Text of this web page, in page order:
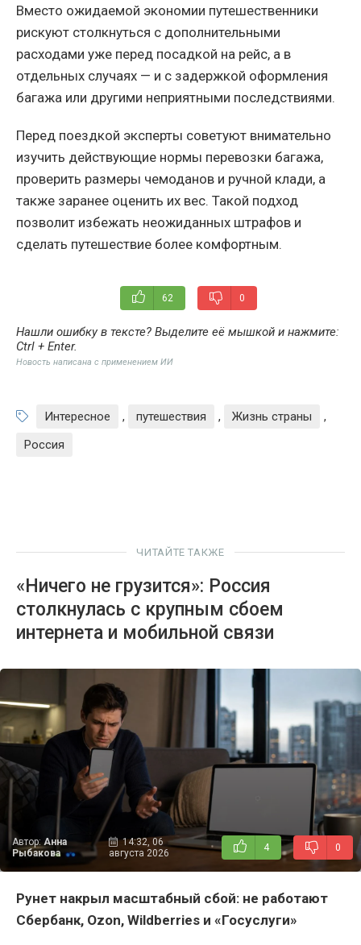
Вместо ожидаемой экономии путешественники
рискуют столкнуться с дополнительными
расходами уже перед посадкой на рейс, а в
отдельных случаях — и с задержкой оформления
багажа или другими неприятными последствиями.
Перед поездкой эксперты советуют внимательно
изучить действующие нормы перевозки багажа,
проверить размеры чемоданов и ручной клади, а
также заранее оценить их вес. Такой подход
позволит избежать неожиданных штрафов и
сделать путешествие более комфортным.
62 0
Нашли ошибку в тексте? Выделите её мышкой и нажмите:
Ctrl + Enter.
Новость написана с применением ИИ
Интересное , путешествия , Жизнь страны
,
Россия
ЧИТАЙТЕ ТАКЖЕ
«Ничего не грузится»: Россия
столкнулась с крупным сбоем
интернета и мобильной связи
Автор: Анна
Рыбакова
14:32, 06
августа 2026
4 0
Рунет накрыл масштабный сбой: не работают
Сбербанк, Ozon, Wildberries и «Госуслуги»